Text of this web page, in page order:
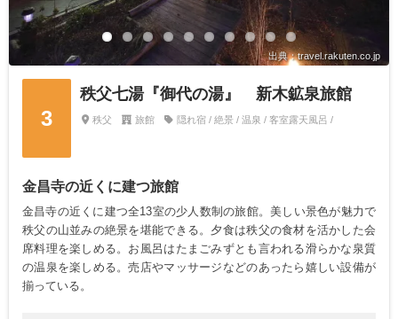
出典：travel.rakuten.co.jp
3
秩父七湯『御代の湯』 新木鉱泉旅館
秩父 旅館 隠れ宿 / 絶景 / 温泉 / 客室露天風呂 /
金昌寺の近くに建つ旅館
金昌寺の近くに建つ全13室の少人数制の旅館。美しい景色が魅力で
秩父の山並みの絶景を堪能できる。夕食は秩父の食材を活かした会
席料理を楽しめる。お風呂はたまごみずとも言われる滑らかな泉質
の温泉を楽しめる。売店やマッサージなどのあったら嬉しい設備が
揃っている。